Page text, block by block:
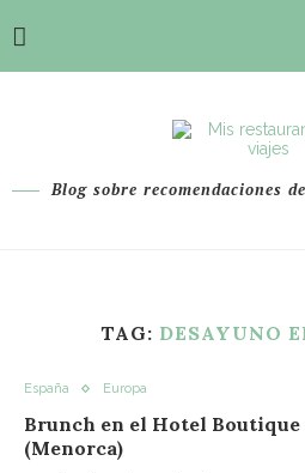
Blog sobre recomendaciones
TAG: DESAYUNO
España Europa
Brunch en el Hotel Boutique
(Menorca)